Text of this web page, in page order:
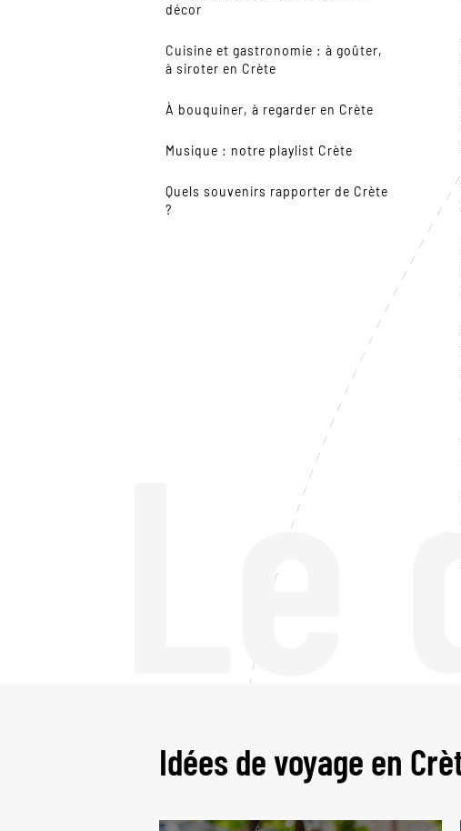
décor
Cuisine et gastronomie : à goûter,
à siroter en Crète
À bouquiner, à regarder en Crète
Musique : notre playlist Crète
Quels souvenirs rapporter de Crète
?
Idées de voyage en